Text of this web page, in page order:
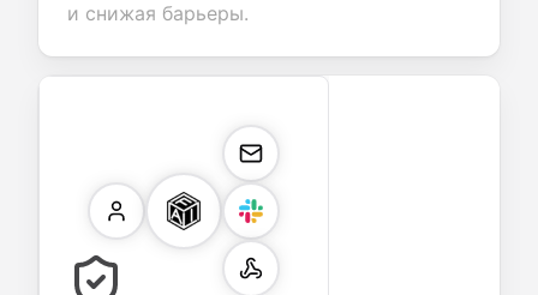
и снижая барьеры.